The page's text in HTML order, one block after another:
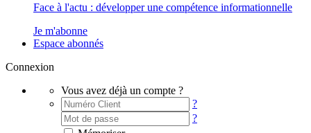
Face à l'actu : développer une compétence informationnelle
Je m'abonne
Espace abonnés
Connexion
Vous avez déjà un compte ?
?
?